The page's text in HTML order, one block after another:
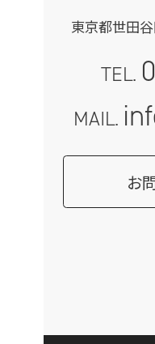
東京都世田
TEL.
MAIL.
お